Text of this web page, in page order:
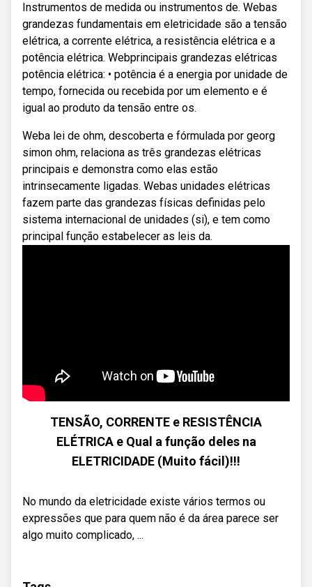
Instrumentos de medida ou instrumentos de. Webas
grandezas fundamentais em eletricidade são a tensão
elétrica, a corrente elétrica, a resistência elétrica e a
potência elétrica. Webprincipais grandezas elétricas
potência elétrica: • potência é a energia por unidade de
tempo, fornecida ou recebida por um elemento e é
igual ao produto da tensão entre os.
Weba lei de ohm, descoberta e fórmulada por georg
simon ohm, relaciona as três grandezas elétricas
principais e demonstra como elas estão
intrinsecamente ligadas. Webas unidades elétricas
fazem parte das grandezas físicas definidas pelo
sistema internacional de unidades (si), e tem como
principal função estabelecer as leis da.
TENSÃO, CORRENTE e RESISTÊNCIA
ELÉTRICA e Qual a função deles na
ELETRICIDADE (Muito fácil)!!!
No mundo da eletricidade existe vários termos ou
expressões que para quem não é da área parece ser
algo muito complicado, ...